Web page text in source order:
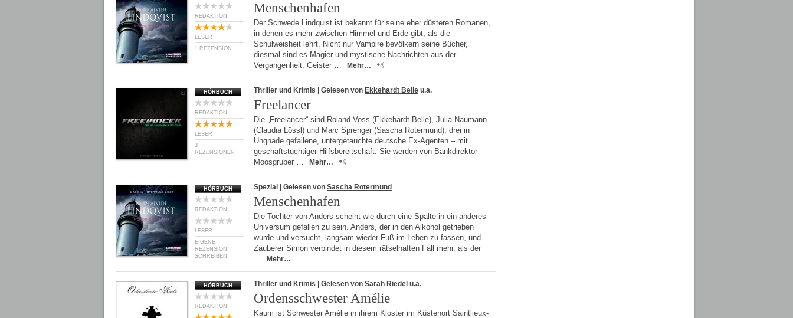
REDAKTION
LESER
1 REZENSION
Menschenhafen
Der Schwede Lindquist ist bekannt für seine eher düsteren Romanen,
in denen es mehr zwischen Himmel und Erde gibt, als die
Schulweisheit lehrt. Nicht nur Vampire bevölkern seine Bücher,
diesmal sind es Magier und mystische Nachrichten aus der
Vergangenheit, Geister …
Mehr…
HÖRBUCH
REDAKTION
LESER
3
REZENSIONEN
Thriller und Krimis | Gelesen von Ekkehardt Belle u.a.
Freelancer
Die „Freelancer“ sind Roland Voss (Ekkehardt Belle), Julia Naumann
(Claudia Lössl) und Marc Sprenger (Sascha Rotermund), drei in
Ungnade gefallene, untergetauchte deutsche Ex-Agenten – mit
geschäftstüchtiger Hilfsbereitschaft. Sie werden von Bankdirektor
Moosgruber …
Mehr…
HÖRBUCH
REDAKTION
LESER
EIGENE
REZENSION
SCHREIBEN
Spezial | Gelesen von Sascha Rotermund
Menschenhafen
Die Tochter von Anders scheint wie durch eine Spalte in ein anderes
Universum gefallen zu sein. Anders, der in den Alkohol getrieben
wurde und versucht, langsam wieder Fuß im Leben zu fassen, und
Zauberer Simon verbindet in diesem rätselhaften Fall mehr, als der
…
Mehr…
HÖRBUCH
REDAKTION
Thriller und Krimis | Gelesen von Sarah Riedel u.a.
Ordensschwester Amélie
Kaum ist Schwester Amélie in ihrem Kloster im Küstenort Saintlieux-